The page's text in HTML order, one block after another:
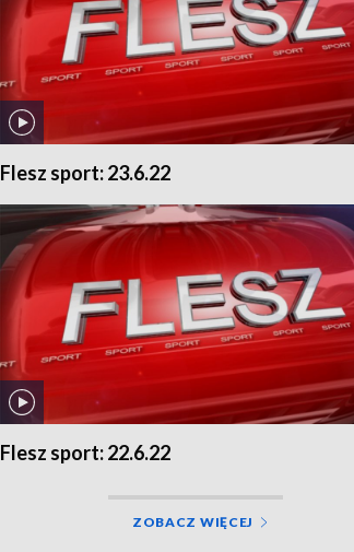
Flesz sport: 23.6.22
Flesz sport: 22.6.22
ZOBACZ WIĘCEJ